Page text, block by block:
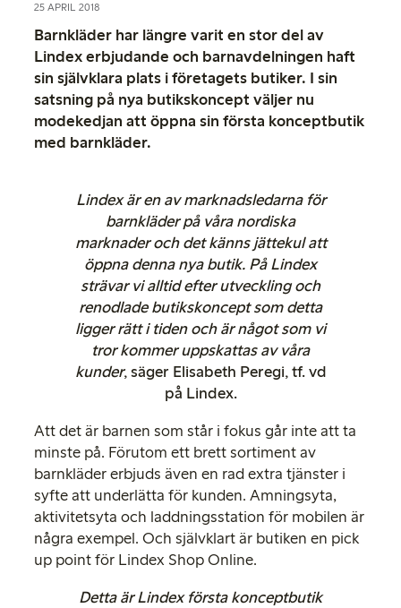
25 APRIL 2018
Barnkläder har längre varit en stor del av
Lindex erbjudande och barnavdelningen haft
sin självklara plats i företagets butiker. I sin
satsning på nya butikskoncept väljer nu
modekedjan att öppna sin första konceptbutik
med barnkläder.
Lindex är en av marknadsledarna för
barnkläder på våra nordiska
marknader och det känns jättekul att
öppna denna nya butik. På Lindex
strävar vi alltid efter utveckling och
renodlade butikskoncept som detta
ligger rätt i tiden och är något som vi
tror kommer uppskattas av våra
kunder, säger Elisabeth Peregi, tf. vd
på Lindex.
Att det är barnen som står i fokus går inte att ta
minste på. Förutom ett brett sortiment av
barnkläder erbjuds även en rad extra tjänster i
syfte att underlätta för kunden. Amningsyta,
aktivitetsyta och laddningsstation för mobilen är
några exempel. Och självklart är butiken en pick
up point för Lindex Shop Online.
Detta är Lindex första konceptbutik